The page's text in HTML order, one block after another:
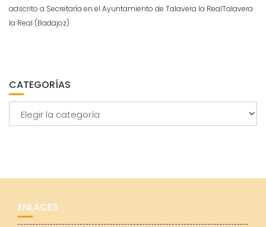
adscrito a Secretaría en el Ayuntamiento de Talavera la RealTalavera
la Real (Badajoz)
CATEGORÍAS
ENLACES